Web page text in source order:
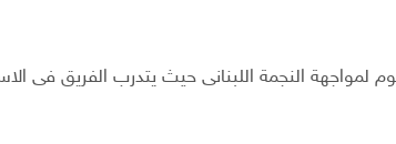
لمواجهة النجمة اللبنانى حيث يتدرب الفريق فى